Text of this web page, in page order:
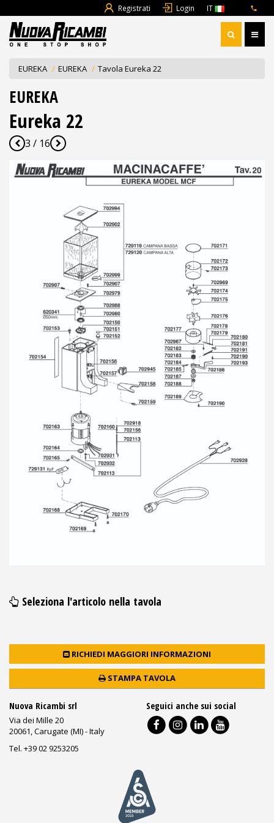
Registrati Login IT
EUREKA EUREKA Tavola Eureka 22
EUREKA
Eureka 22
3 / 16
RICHIEDI MAGGIORI INFORMAZIONI
STAMPA TAVOLA
Seleziona l'articolo nella tavola
Nuova Ricambi srl
Via dei Mille 20
20061, Carugate (MI) - Italy
Tel. +39 02 9253205
Seguici anche sui social